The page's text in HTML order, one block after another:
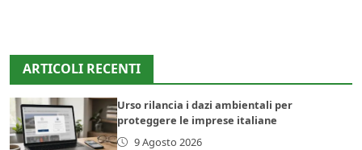
ARTICOLI RECENTI
Urso rilancia i dazi ambientali per
proteggere le imprese italiane
9 Agosto 2026